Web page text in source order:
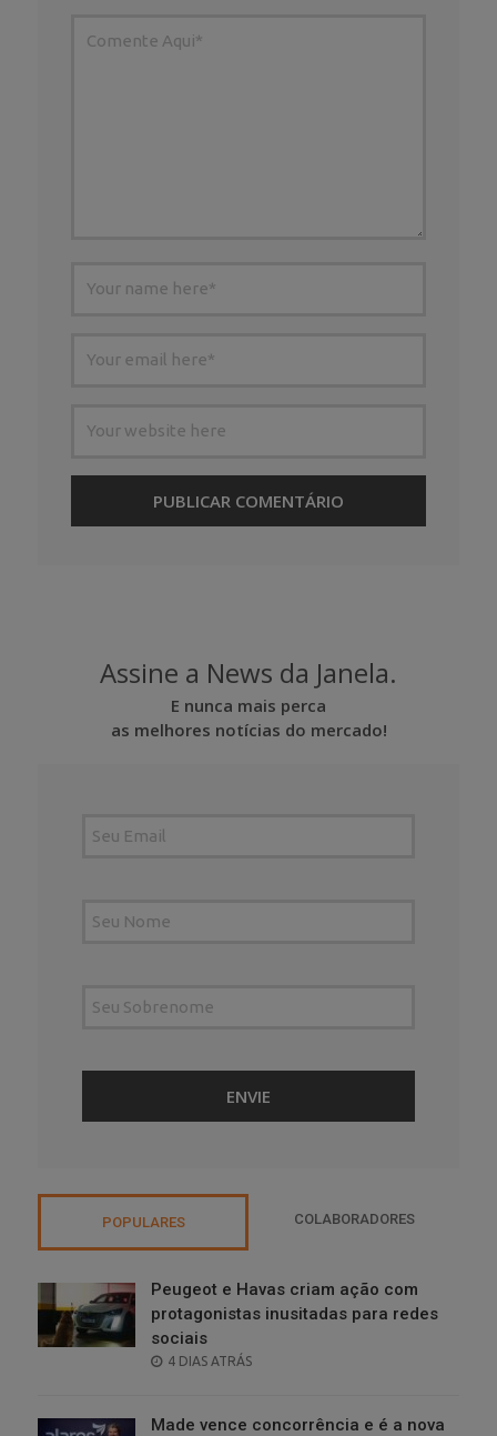
Assine a News da Janela.
E nunca mais perca
as melhores notícias do mercado!
POPULARES COLABORADORES
Peugeot e Havas criam ação com
protagonistas inusitadas para redes
sociais
POSTED
4 DIAS ATRÁS
Made vence concorrência e é a nova